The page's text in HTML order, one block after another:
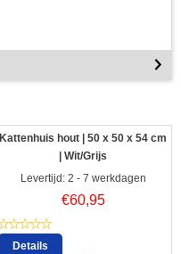
Kattenhuis hout | 50 x 50 x 54 cm
| Wit/Grijs
Levertijd: 2 - 7 werkdagen
€60,95
Details